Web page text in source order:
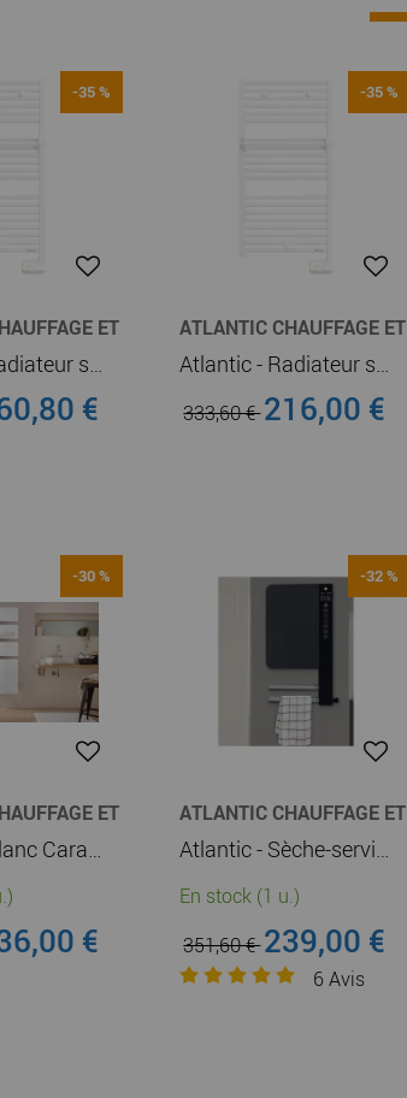
-35 %
ET
Atlantic - Radiateur sèche-serviettes électrique 2012 digital 0500W blanc (833620)
€
-35 %
ATLANTIC CHAUFFAGE ET
Atlantic - Radiateur sèche-serviettes électrique 2012 digital 1000W blanc (833622)
333,60 €216,00 €
-30 %
ET
SERENIS Blanc Carat Mat à gauche 500W (850532)
€
-32 %
ATLANTIC CHAUFFAGE ET
Atlantic - Sèche-serviettes soufflant Telia avec 2 barres anthracite (720110)
En stock (1 u.)
351,60 €239,00 €
6Avis